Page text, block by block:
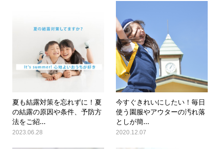
夏も結露対策を忘れずに！夏
の結露の原因や条件、予防方
法をご紹...
2023.06.28
今すぐきれいにしたい！毎日
使う園服やアウターの汚れ落
としが簡...
2020.12.07